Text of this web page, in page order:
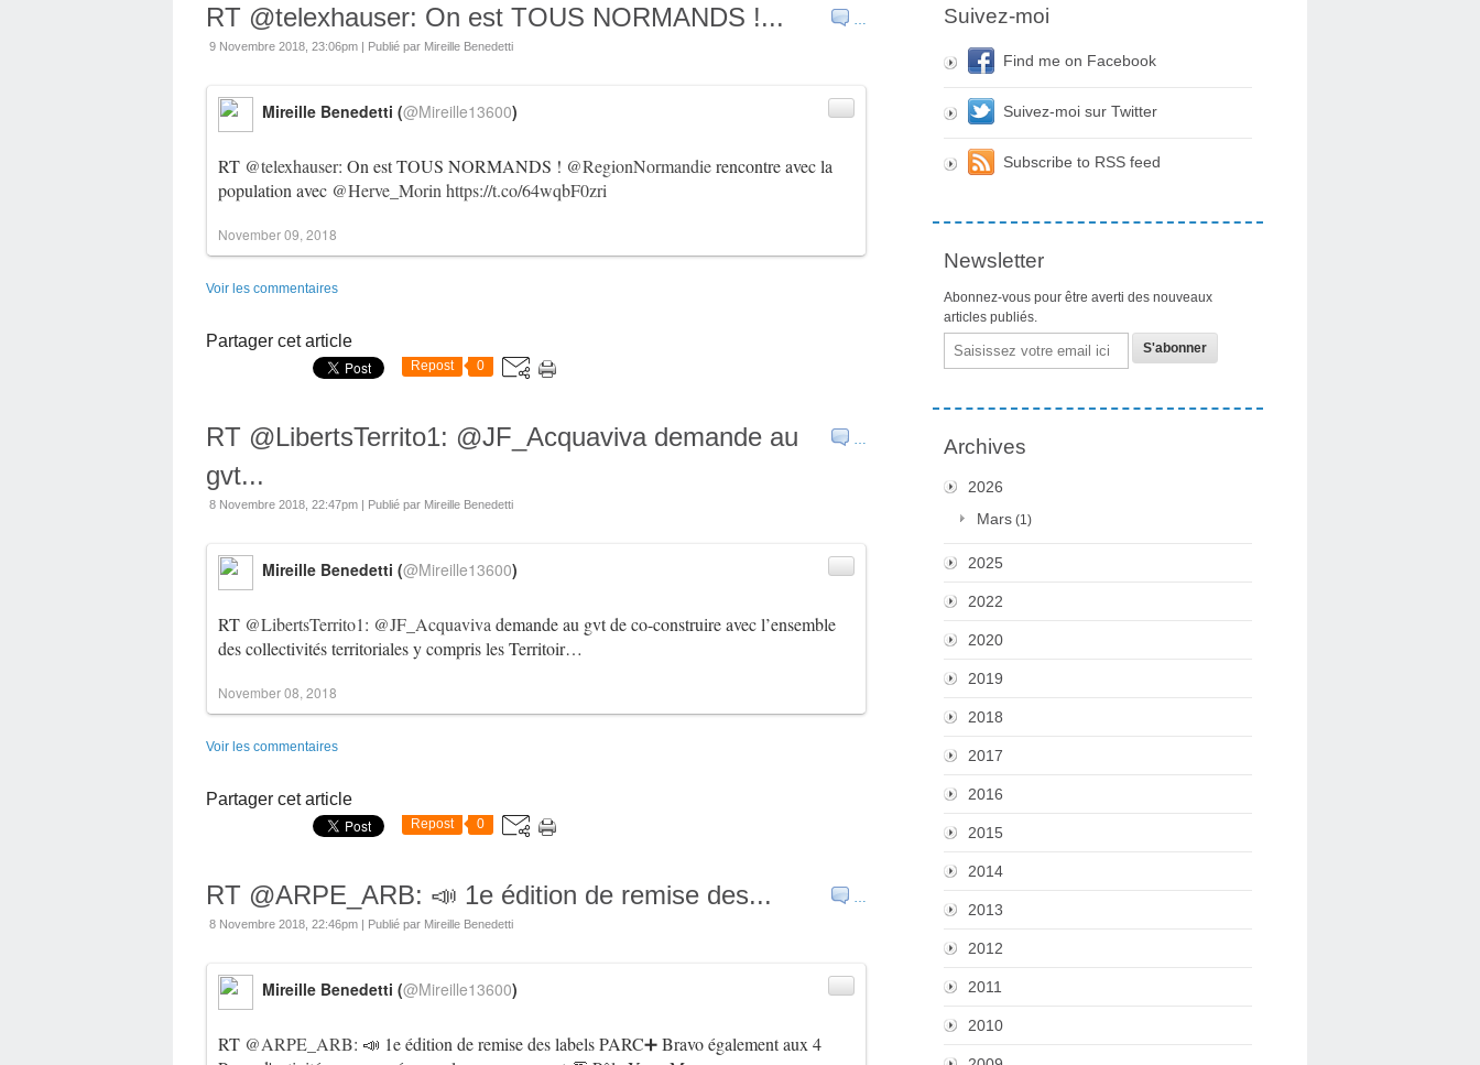
…
RT @telexhauser: On est TOUS NORMANDS !...
9 Novembre 2018, 23:06pm | Publié par Mireille Benedetti
RT @telexhauser: On est TOUS NORMANDS ! @RegionNormandierencontre avec la
population avec @Herve_Morin https://t.co/64wqbF0zri
Mireille Benedetti (@Mireille13600)
November 09, 2018
Voir les commentaires
Partager cet article
Repost 0
…
RT @LibertsTerrito1: @JF_Acquaviva demande au
gvt...
8 Novembre 2018, 22:47pm | Publié par Mireille Benedetti
RT @LibertsTerrito1: @JF_Acquaviva demande au gvt de co-construire avec l’ensemble
des collectivités territoriales y compris les Territoir…
Mireille Benedetti (@Mireille13600)
November 08, 2018
Voir les commentaires
Partager cet article
Repost 0
…
RT @ARPE_ARB: 📣 1e édition de remise des...
8 Novembre 2018, 22:46pm | Publié par Mireille Benedetti
RT @ARPE_ARB: 📣 1e édition de remise des labels PARC➕ Bravo également aux 4
Mireille Benedetti (@Mireille13600)
Suivez-moi
Find me on Facebook
Suivez-moi sur Twitter
Subscribe to RSS feed
Newsletter
Abonnez-vous pour être averti des nouveaux
articles publiés.
Email
Archives
2026
Mars (1)
2025
2022
2020
2019
2018
2017
2016
2015
2014
2013
2012
2011
2010